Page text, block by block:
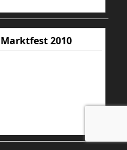
Marktfest 2010